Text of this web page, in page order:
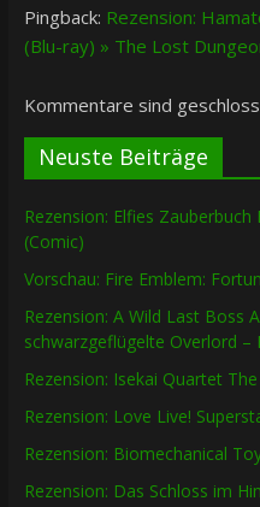
Pingback: Rezension:
(Blu-ray) » The Lost
Kommentare sind
Neuste Beiträge
Rezension: Elfies
(Comic)
Vorschau: Fire Emblem:
Rezension: A Wild Last Boss
schwarzgeflügelte Overlord –
Rezension: Isekai Quartet
Rezension: Love Live!
Rezension: Biomechanical
Rezension: Das Schloss im